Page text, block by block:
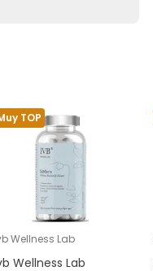
TOP
Wellness Lab
Wellness Lab